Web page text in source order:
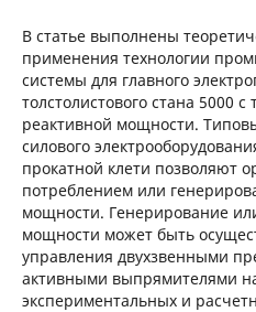
В статье выполнены
применения технологии
системы для главного
толстолистового стана 5000
реактивной мощности.
силового
прокатной клети позволяют
потреблением или
мощности. Генерирование
мощности может быть
управления двухзвенными
активными выпрямителями
экспериментальных и